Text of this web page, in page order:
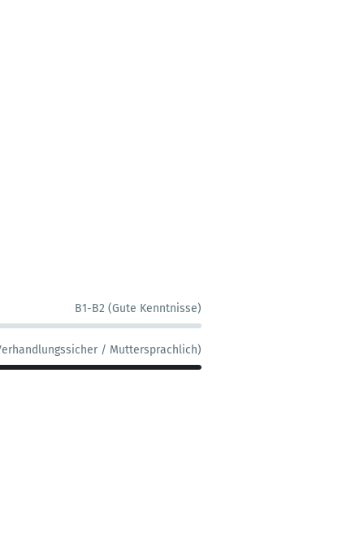
B1-B2 (Gute Kenntnisse)
/ Muttersprachlich)